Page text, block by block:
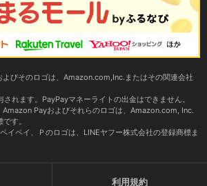
びそのロゴは、Amazon.com,Inc.またはその関連会社
れます。PayPayマネーライトの出金はできません。
Payおよびそれらのロゴは、Amazon.com, Inc.
す。
イペイ、Ｐのロゴは、LINEヤフー株式会社の登録商標ま
利用規約